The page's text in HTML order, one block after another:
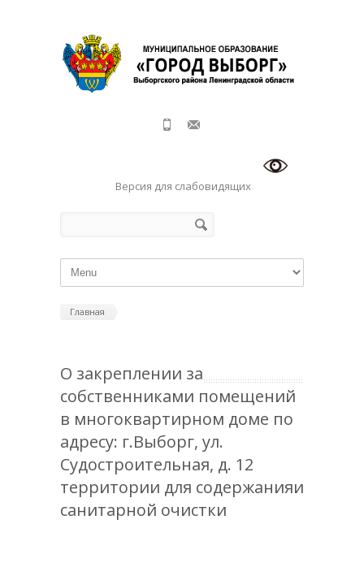
Версия для слабовидящих
Главная
О закреплении за
собственниками помещений
в многоквартирном доме по
адресу: г.Выборг, ул.
Судостроительная, д. 12
территории для содержанияи
санитарной очистки